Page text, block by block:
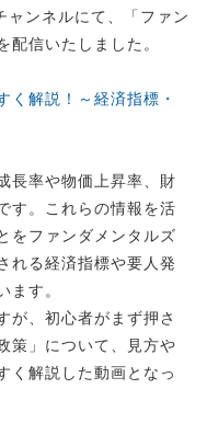
ンネルにて、「ファン
配信いたしました。
く解説！～経済指標・
長率や物価上昇率、財
す。これらの情報を活
をファンダメンタルズ
れる経済指標や要人発
ます。
が、初心者がまず押さ
策」について、見方や
く解説した動画となっ